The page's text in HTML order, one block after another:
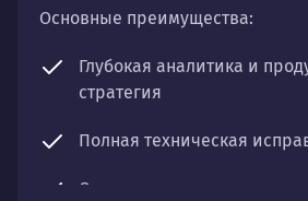
Основные преимущества:
Глубокая аналитика и
стратегия
Полная техническая
Оптимизация контента и